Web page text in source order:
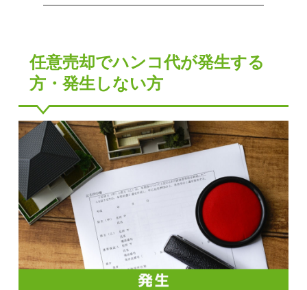
任意売却でハンコ代が発生する
方・発生しない方